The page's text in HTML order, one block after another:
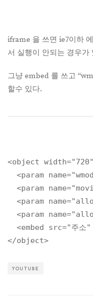
iframe 을 쓰면 ie7이하
서 실행이 안되는 경우가
그냥 embed 를 쓰고
할수 있다.
<object
<param
<param
<param
<param
<embed src="주소
YOUTUBE